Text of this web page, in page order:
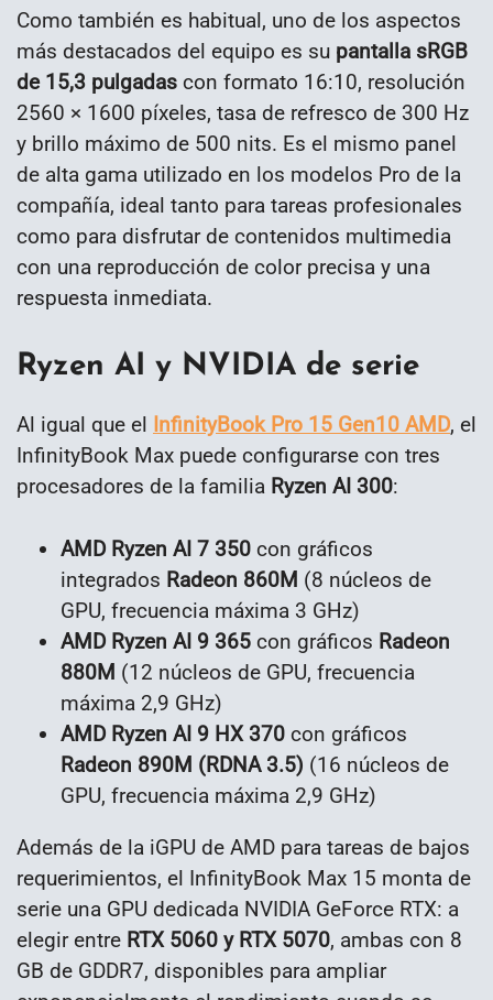
Como también es habitual, uno de los aspectos
más destacados del equipo es su pantalla sRGB
de 15,3 pulgadas con formato 16:10, resolución
2560 × 1600 píxeles, tasa de refresco de 300 Hz
y brillo máximo de 500 nits. Es el mismo panel
de alta gama utilizado en los modelos Pro de la
compañía, ideal tanto para tareas profesionales
como para disfrutar de contenidos multimedia
con una reproducción de color precisa y una
respuesta inmediata.
Ryzen AI y NVIDIA de serie
Al igual que el InfinityBook Pro 15 Gen10 AMD, el
InfinityBook Max puede configurarse con tres
procesadores de la familia Ryzen AI 300:
AMD Ryzen AI 7 350 con gráficos
integrados Radeon 860M (8 núcleos de
GPU, frecuencia máxima 3 GHz)
AMD Ryzen AI 9 365 con gráficos Radeon
880M (12 núcleos de GPU, frecuencia
máxima 2,9 GHz)
AMD Ryzen AI 9 HX 370 con gráficos
Radeon 890M (RDNA 3.5) (16 núcleos de
GPU, frecuencia máxima 2,9 GHz)
Además de la iGPU de AMD para tareas de bajos
requerimientos, el InfinityBook Max 15 monta de
serie una GPU dedicada NVIDIA GeForce RTX: a
elegir entre RTX 5060 y RTX 5070, ambas con 8
GB de GDDR7, disponibles para ampliar